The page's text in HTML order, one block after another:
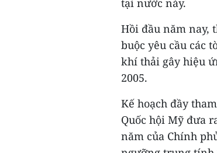
Hồi đầu năm nay,
buộc yêu cầu các
khí thải gây hiệu
2005.
Kế hoạch đầy
Quốc hội Mỹ đưa
năm của Chính